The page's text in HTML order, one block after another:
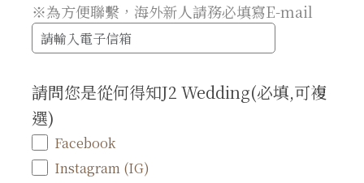
※為方便聯繫，海外新人請務必填寫E-mail
請問您是從何得知J2 Wedding(必填,可複
選)
Facebook
Instagram (IG)